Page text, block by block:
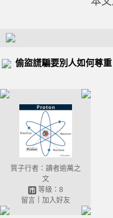
偷盜謊騙要別人如何尊
質子行者：讀者逾萬之
文
等級：8
留言｜ 加入好友